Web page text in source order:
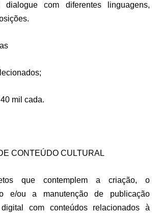
dialogue com diferentes linguagens,
mil cada.
CONTEÚDO CULTURAL
que contemplem a criação, o
e/ou a manutenção de publicação
com conteúdos relacionados à